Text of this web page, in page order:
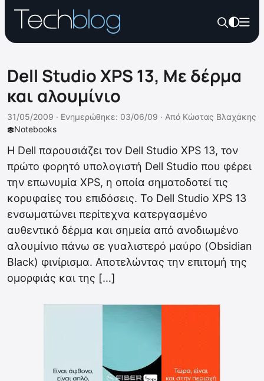
Dell Studio XPS 13, Με δέρμα
και αλουμίνιο
Notebooks
31/05/2009 · Ενημερώθηκε: 03/06/09 · Από Κώστας Βλαχάκης
Η Dell παρουσιάζει τον Dell Studio XPS 13, τον
πρώτο φορητό υπολογιστή Dell Studio που φέρει
την επωνυμία XPS, η οποία σηματοδοτεί τις
κορυφαίες του επιδόσεις. Το Dell Studio XPS 13
ενσωματώνει περίτεχνα κατεργασμένο
αυθεντικό δέρμα και σημεία από ανοδιωμένο
αλουμίνιο πάνω σε γυαλιστερό μαύρο (Obsidian
Black) φινίρισμα. Αποτελώντας την επιτομή της
ομορφιάς και της […]